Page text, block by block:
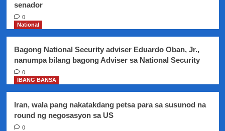
senador
0
National
Bagong National Security adviser Eduardo Oban, Jr.,
nanumpa bilang bagong Adviser sa National Security
0
IBANG BANSA
Iran, wala pang nakatakdang petsa para sa susunod na
round ng negosasyon sa US
0